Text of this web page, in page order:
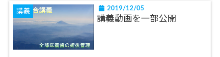
講義 2019/12/05
講義動画を一部公開